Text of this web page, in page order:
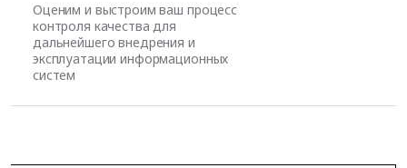
Оценим и выстроим ваш процесс
контроля качества для
дальнейшего внедрения и
эксплуатации информационных
систем